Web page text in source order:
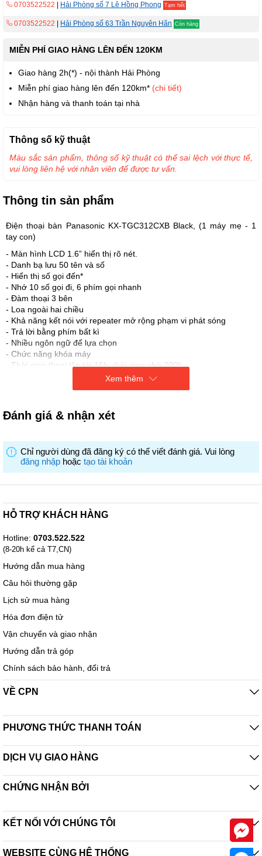
0703522522 Hải Phòng số 7 Lê Hồng Phong Tạm hết
0703522522 Hải Phòng số 63 Trần Nguyên Hãn Còn hàng
MIỄN PHÍ GIAO HÀNG LÊN ĐẾN 120KM
Giao hàng 2h(*) - nội thành Hải Phòng
Miễn phí giao hàng lên đến 120km* (chi tiết)
Nhận hàng và thanh toán tại nhà
Thông tin sản phẩm
Điện thoại bàn Panasonic KX-TGC312CXB Black, (1 máy mẹ - 1
tay con)
- Màn hình LCD 1.6” hiển thị rõ nét.
- Danh bạ lưu 50 tên và số
- Hiển thị số gọi đến*
- Nhớ 10 số gọi đi, 6 phím gọi nhanh
- Đàm thoại 3 bên
- Loa ngoài hai chiều
- Khả năng kết nói với repeater mở rộng phạm vi phát sóng
- Trả lời bằng phím bất kì
- Nhiều ngôn ngữ để lựa chọn
- Chức năng khóa máy
- Thời gian thoại lên tới 16h, thời gian chờ 200h
- Chức năng chuyển cuộc gọi, đàm thoại giữa các tay con.
Xem thêm
Thông số kỹ thuật
Màu sắc sản phẩm, thông số kỹ thuật có thể sai lệch với thực tế,
vui lòng liên hệ với nhân viên để được tư vấn.
Đánh giá & nhận xét
Chỉ người dùng đã đăng ký có thể viết đánh giá. Vui lòng
đăng nhập hoặc tạo tài khoản
HỖ TRỢ KHÁCH HÀNG
Hotline: 0703.522.522
(8-20h kể cả T7,CN)
Hướng dẫn mua hàng
Câu hỏi thường gặp
Lịch sử mua hàng
Hóa đơn điện tử
Vận chuyển và giao nhận
Hướng dẫn trả góp
Chính sách bảo hành, đổi trả
VỀ CPN
PHƯƠNG THỨC THANH TOÁN
DỊCH VỤ GIAO HÀNG
CHỨNG NHẬN BỞI
KẾT NỐI VỚI CHÚNG TÔI
WEBSITE CÙNG HỆ THỐNG